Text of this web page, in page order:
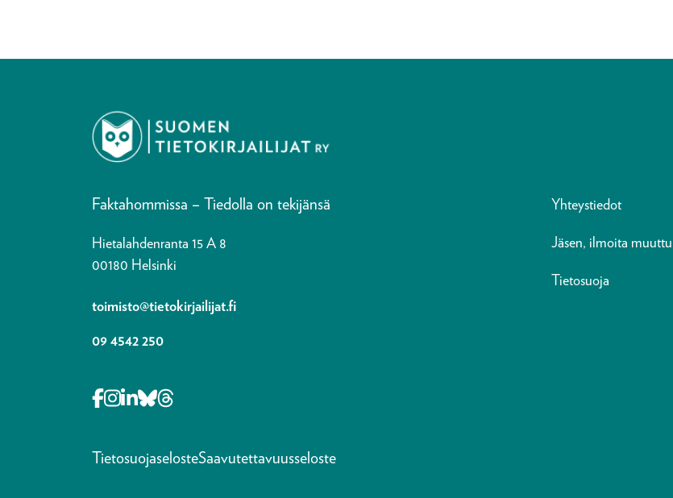
Faktahommissa – Tiedolla on tekijänsä
Hietalahdenranta 15 A 8
00180 Helsinki
toimisto@tietokirjailijat.fi
09 4542 250
Yhteystiedot
Jäsen, ilmoita
Tietosuoja
Opens in a new tab Facebook-f
Opens in a new tab Instagram
Opens in a new tab Linkedin-in
Opens in a new tab Bluesky
TietosuojaselosteSaavutettavuusseloste